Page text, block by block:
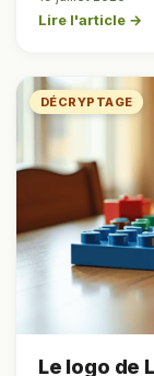
Lire l'article →
DÉCRYPTAGE
Le logo de